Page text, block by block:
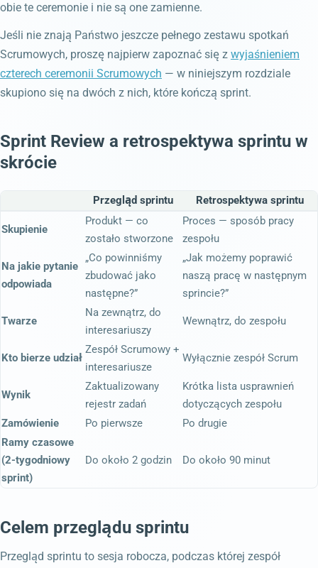
obie te ceremonie i nie są one zamienne.
Jeśli nie znają Państwo jeszcze pełnego zestawu spotkań
Scrumowych, proszę najpierw zapoznać się z wyjaśnieniem
czterech ceremonii Scrumowych — w niniejszym rozdziale
skupiono się na dwóch z nich, które kończą sprint.
Sprint Review a retrospektywa sprintu w
skrócie
Przegląd sprintu Retrospektywa sprintu
Skupienie
Produkt — co
zostało stworzone
Proces — sposób pracy
zespołu
Na jakie pytanie
odpowiada
„Co powinniśmy
zbudować jako
następne?”
„Jak możemy poprawić
naszą pracę w następnym
sprincie?”
Twarze
Na zewnątrz, do
interesariuszy
Wewnątrz, do zespołu
Kto bierze udział
Zespół Scrumowy +
interesariusze
Wyłącznie zespół Scrum
Wynik
Zaktualizowany
rejestr zadań
Krótka lista usprawnień
dotyczących zespołu
Zamówienie
Po pierwsze
Po drugie
Ramy czasowe
(2-tygodniowy
sprint)
Do około 2 godzin Do około 90 minut
Celem przeglądu sprintu
Przegląd sprintu to sesja robocza, podczas której zespół